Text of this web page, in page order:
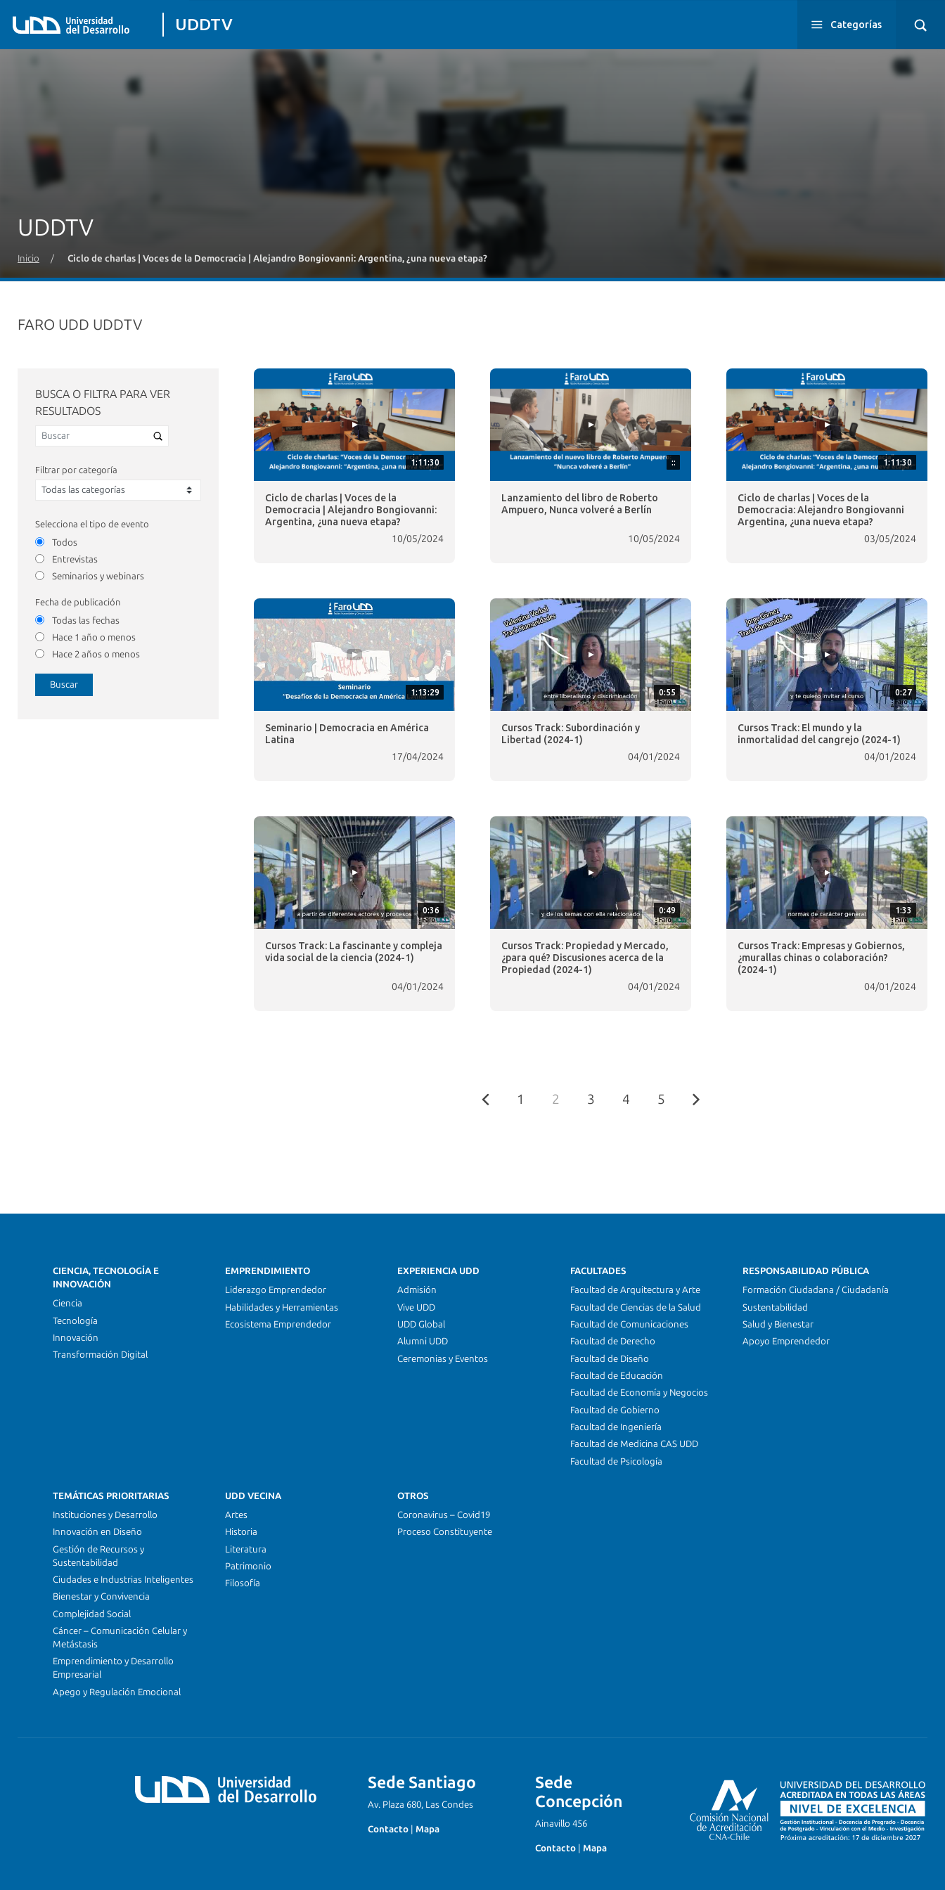
UDDTV Categorías
UDDTV
Inicio / Ciclo de charlas | Voces de la Democracia | Alejandro Bongiovanni: Argentina, ¿una nueva etapa?
FARO UDD UDDTV
BUSCA O FILTRA PARA VER
RESULTADOS
Filtrar por categoría
Selecciona el tipo de evento
Todos
Entrevistas
Seminarios y webinars
Fecha de publicación
Todas las fechas
Hace 1 año o menos
Hace 2 años o menos
Buscar
1:11:30
Ciclo de charlas | Voces de la
Democracia | Alejandro Bongiovanni:
Argentina, ¿una nueva etapa?
10/05/2024
::
Lanzamiento del libro de Roberto
Ampuero, Nunca volveré a Berlín
10/05/2024
1:11:30
Ciclo de charlas | Voces de la
Democracia: Alejandro Bongiovanni
Argentina, ¿una nueva etapa?
03/05/2024
1:13:29
Seminario | Democracia en América
Latina
17/04/2024
0:55
Cursos Track: Subordinación y
Libertad (2024-1)
04/01/2024
0:27
Cursos Track: El mundo y la
inmortalidad del cangrejo (2024-1)
04/01/2024
0:36
Cursos Track: La fascinante y compleja
vida social de la ciencia (2024-1)
04/01/2024
0:49
Cursos Track: Propiedad y Mercado,
¿para qué? Discusiones acerca de la
Propiedad (2024-1)
04/01/2024
1:33
Cursos Track: Empresas y Gobiernos,
¿murallas chinas o colaboración?
(2024-1)
04/01/2024
1 2 3 4 5
CIENCIA, TECNOLOGÍA E
INNOVACIÓN
Ciencia
Tecnología
Innovación
Transformación Digital
EMPRENDIMIENTO
Liderazgo Emprendedor
Habilidades y Herramientas
Ecosistema Emprendedor
EXPERIENCIA UDD
Admisión
Vive UDD
UDD Global
Alumni UDD
Ceremonias y Eventos
FACULTADES
Facultad de Arquitectura y Arte
Facultad de Ciencias de la Salud
Facultad de Comunicaciones
Facultad de Derecho
Facultad de Diseño
Facultad de Educación
Facultad de Economía y Negocios
Facultad de Gobierno
Facultad de Ingeniería
Facultad de Medicina CAS UDD
Facultad de Psicología
RESPONSABILIDAD PÚBLICA
Formación Ciudadana / Ciudadanía
Sustentabilidad
Salud y Bienestar
Apoyo Emprendedor
TEMÁTICAS PRIORITARIAS
Instituciones y Desarrollo
Innovación en Diseño
Gestión de Recursos y
Sustentabilidad
Ciudades e Industrias Inteligentes
Bienestar y Convivencia
Complejidad Social
Cáncer – Comunicación Celular y
Metástasis
Emprendimiento y Desarrollo
Empresarial
Apego y Regulación Emocional
UDD VECINA
Artes
Historia
Literatura
Patrimonio
Filosofía
OTROS
Coronavirus – Covid19
Proceso Constituyente
Sede Santiago
Av. Plaza 680, Las Condes
Contacto Mapa
Sede
Concepción
Ainavillo 456
Contacto Mapa